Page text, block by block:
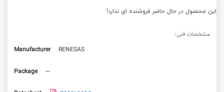
این محصول در حال حاضر فروشنده ای ندارد!
مشخصات فنی:
Manufacturer
RENESAS
Package ---